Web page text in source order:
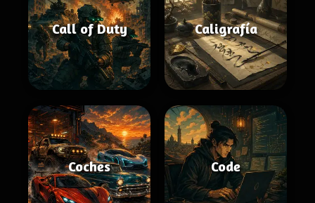
Call of Duty Caligrafía
Coches Code